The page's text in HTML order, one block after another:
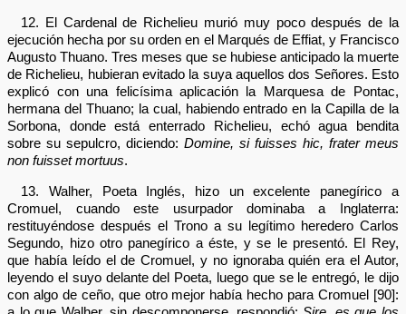
12. El Cardenal de Richelieu murió muy poco después de la
ejecución hecha por su orden en el Marqués de Effiat, y Francisco
Augusto Thuano. Tres meses que se hubiese anticipado la muerte
de Richelieu, hubieran evitado la suya aquellos dos Señores. Esto
explicó con una felicísima aplicación la Marquesa de Pontac,
hermana del Thuano; la cual, habiendo entrado en la Capilla de la
Sorbona, donde está enterrado Richelieu, echó agua bendita
sobre su sepulcro, diciendo:Domine, si fuisses hic, frater meus
non fuisset mortuus.
13. Walher, Poeta Inglés, hizo un excelente panegírico a
Cromuel, cuando este usurpador dominaba a Inglaterra:
restituyéndose después el Trono a su legítimo heredero Carlos
Segundo, hizo otro panegírico a éste, y se le presentó. El Rey,
que había leído el de Cromuel, y no ignoraba quién era el Autor,
leyendo el suyo delante del Poeta, luego que se le entregó, le dijo
con algo de ceño, que otro mejor había hecho para Cromuel [90]: